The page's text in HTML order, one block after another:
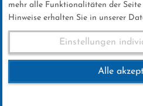
Weltcupimpressionen
mehr alle Funktionalitäten der
Hinweise erhalten Sie in unserer
Einstellungen
Alle